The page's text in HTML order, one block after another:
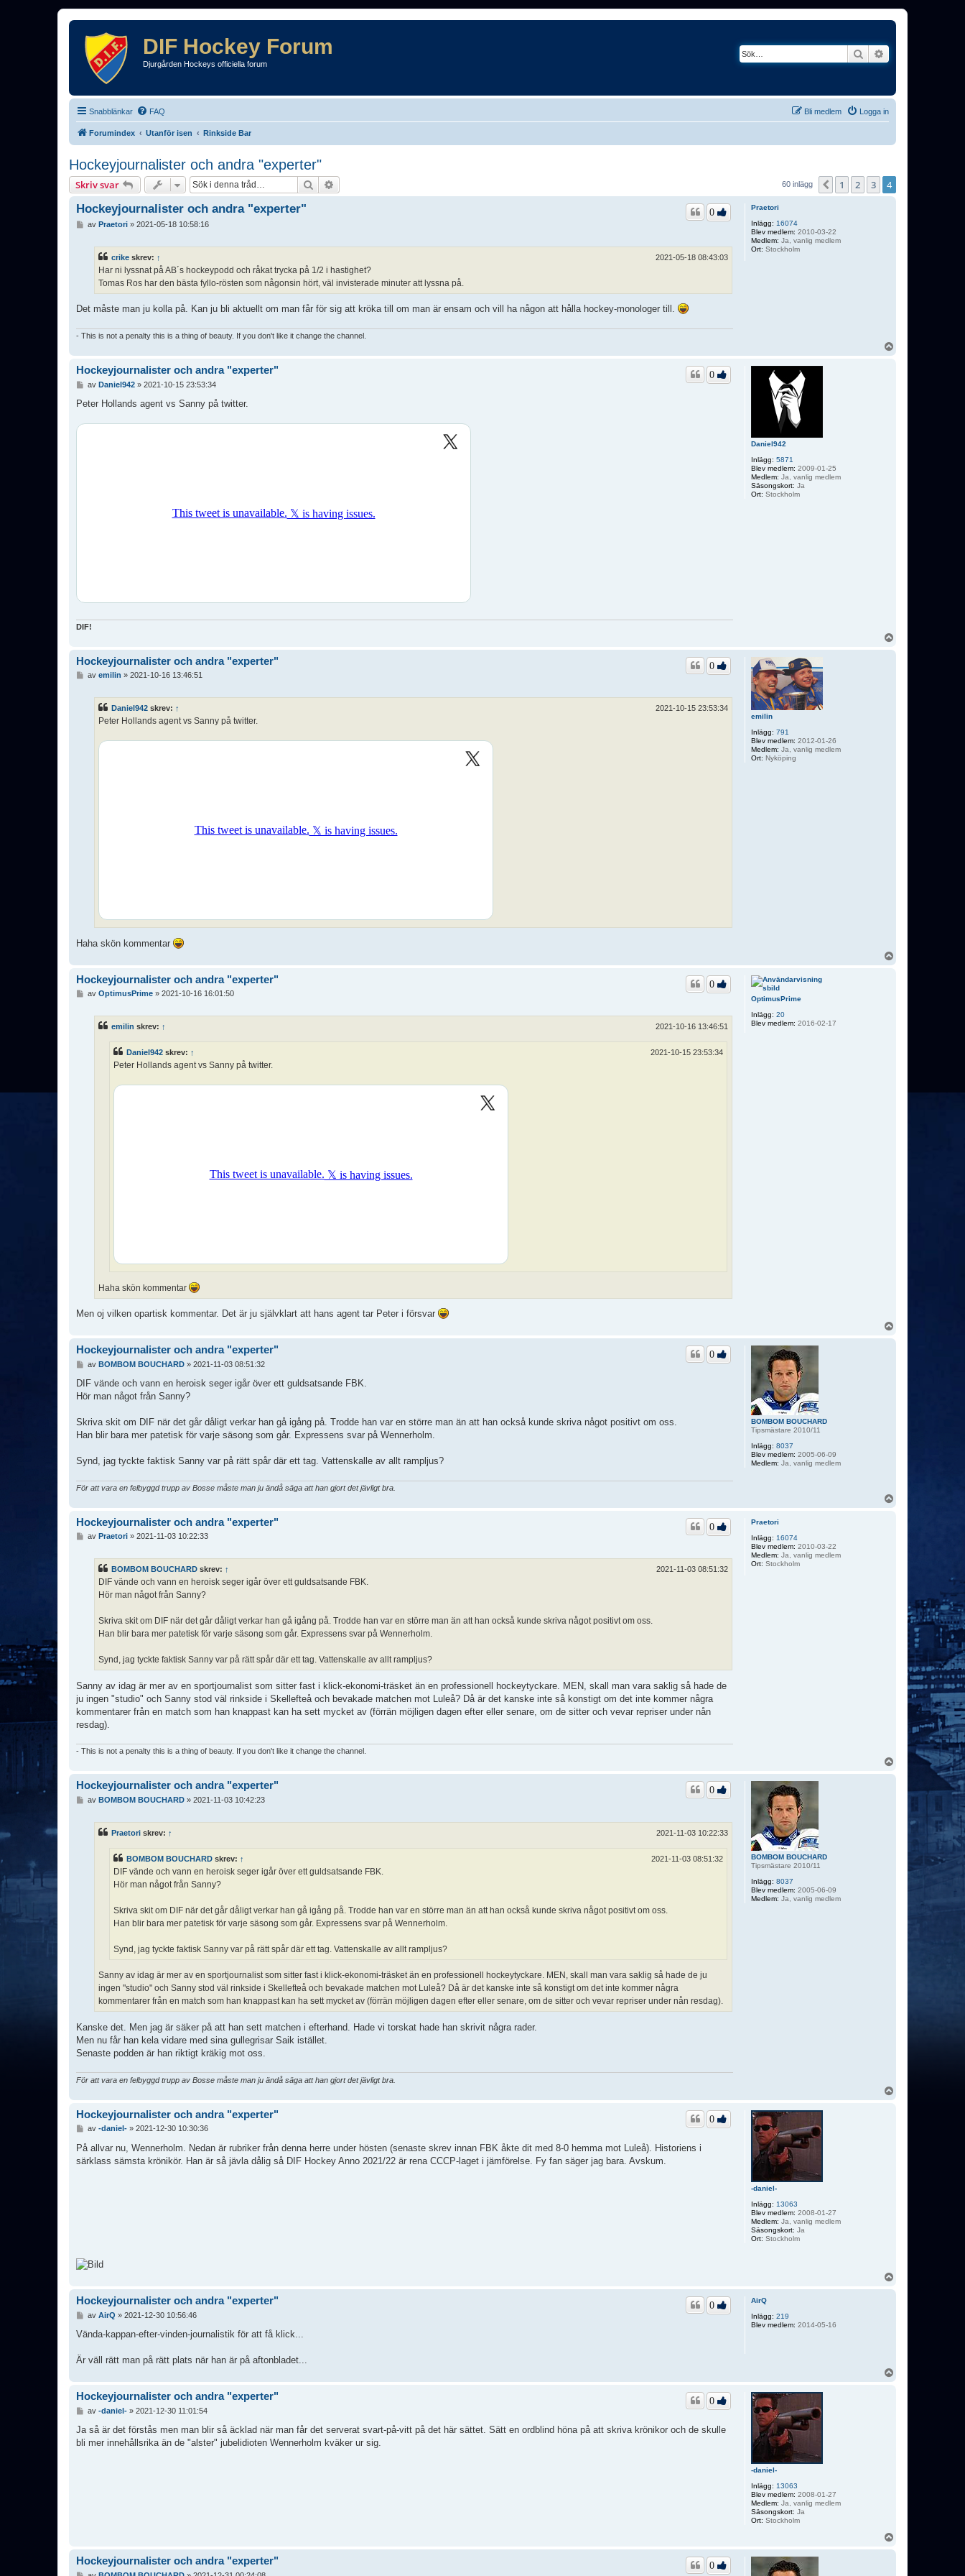
DIF Hockey Forum
Djurgården Hockeys officiella forum
Sök
Snabblänkar FAQ Logga in
Bli medlem
Forumindex Utanför isen Rinkside Bar
Hockeyjournalister och andra "experter"
Skriv svar Sök 60 inlägg Föregående
1 2 3 4
Praetori
Inlägg: 16074
Blev medlem: 2010-03-22
Medlem: Ja, vanlig medlem
Ort: Stockholm
Hockeyjournalister och andra "experter" 0
av Praetori» 2021-05-18 10:58:16
crike skrev: ↑ 2021-05-18 08:43:03
Har ni lyssnat på AB´s hockeypodd och råkat trycka på 1/2 i hastighet?
Tomas Ros har den bästa fyllo-rösten som någonsin hört, väl invisterade minuter att lyssna på.
Det måste man ju kolla på. Kan ju bli aktuellt om man får för sig att kröka till om man är ensam och vill ha någon att hålla hockey-monologer till.
- This is not a penalty this is a thing of beauty. If you don't like it change the channel.
Daniel942
Inlägg: 5871
Blev medlem: 2009-01-25
Medlem: Ja, vanlig medlem
Säsongskort: Ja
Ort: Stockholm
Hockeyjournalister och andra "experter" 0
l
av Daniel942» 2021-10-15 23:53:34
Peter Hollands agent vs Sanny på twitter.
DIF!
emilin
Inlägg: 791
Blev medlem: 2012-01-26
Medlem: Ja, vanlig medlem
Ort: Nyköping
Hockeyjournalister och andra "experter" 0
av emilin » 2021-10-16 13:46:51
Daniel942 skrev: ↑ 2021-10-15 23:53:34
Peter Hollands agent vs Sanny på twitter.
Haha skön kommentar
OptimusPrime
Inlägg: 20
Blev medlem: 2016-02-17
Hockeyjournalister och andra "experter" 0
av OptimusPrime» 2021-10-16 16:01:50
emilin skrev: ↑ 2021-10-16 13:46:51
Daniel942 skrev: ↑ 2021-10-15 23:53:34
Peter Hollands agent vs Sanny på twitter.
Haha skön kommentar
Men oj vilken opartisk kommentar. Det är ju självklart att hans agent tar Peter i försvar
BOMBOM BOUCHARD
Tipsmästare 2010/11
Inlägg: 8037
Blev medlem: 2005-06-09
Medlem: Ja, vanlig medlem
Hockeyjournalister och andra "experter" 0
l
ä
g
av BOMBOM BOUCHARD» 2021-11-03 08:51:32
DIF vände och vann en heroisk seger igår över ett guldsatsande FBK.
Hör man något från Sanny?
Skriva skit om DIF när det går dåligt verkar han gå igång på. Trodde han var en större man än att han också kunde skriva något positivt om oss.
Han blir bara mer patetisk för varje säsong som går. Expressens svar på Wennerholm.
Synd, jag tyckte faktisk Sanny var på rätt spår där ett tag. Vattenskalle av allt rampljus?
För att vara en felbyggd trupp av Bosse måste man ju ändå säga att han gjort det jävligt bra.
Praetori
Inlägg: 16074
Blev medlem: 2010-03-22
Medlem: Ja, vanlig medlem
Ort: Stockholm
Hockeyjournalister och andra "experter" 0
av Praetori» 2021-11-03 10:22:33
BOMBOM BOUCHARD skrev: ↑ 2021-11-03 08:51:32
DIF vände och vann en heroisk seger igår över ett guldsatsande FBK.
Hör man något från Sanny?
Skriva skit om DIF när det går dåligt verkar han gå igång på. Trodde han var en större man än att han också kunde skriva något positivt om oss.
Han blir bara mer patetisk för varje säsong som går. Expressens svar på Wennerholm.
Synd, jag tyckte faktisk Sanny var på rätt spår där ett tag. Vattenskalle av allt rampljus?
Sanny av idag är mer av en sportjournalist som sitter fast i klick-ekonomi-träsket än en professionell hockeytyckare. MEN, skall man vara saklig så hade de
ju ingen "studio" och Sanny stod väl rinkside i Skellefteå och bevakade matchen mot Luleå? Då är det kanske inte så konstigt om det inte kommer några
kommentarer från en match som han knappast kan ha sett mycket av (förrän möjligen dagen efter eller senare, om de sitter och vevar repriser under nån
resdag).
- This is not a penalty this is a thing of beauty. If you don't like it change the channel.
BOMBOM BOUCHARD
Tipsmästare 2010/11
Inlägg: 8037
Blev medlem: 2005-06-09
Medlem: Ja, vanlig medlem
Hockeyjournalister och andra "experter" 0
av BOMBOM BOUCHARD» 2021-11-03 10:42:23
Praetori skrev: ↑ 2021-11-03 10:22:33
BOMBOM BOUCHARD skrev: ↑ 2021-11-03 08:51:32
DIF vände och vann en heroisk seger igår över ett guldsatsande FBK.
Hör man något från Sanny?
Skriva skit om DIF när det går dåligt verkar han gå igång på. Trodde han var en större man än att han också kunde skriva något positivt om oss.
Han blir bara mer patetisk för varje säsong som går. Expressens svar på Wennerholm.
Synd, jag tyckte faktisk Sanny var på rätt spår där ett tag. Vattenskalle av allt rampljus?
Sanny av idag är mer av en sportjournalist som sitter fast i klick-ekonomi-träsket än en professionell hockeytyckare. MEN, skall man vara saklig så hade de ju
ingen "studio" och Sanny stod väl rinkside i Skellefteå och bevakade matchen mot Luleå? Då är det kanske inte så konstigt om det inte kommer några
kommentarer från en match som han knappast kan ha sett mycket av (förrän möjligen dagen efter eller senare, om de sitter och vevar repriser under nån resdag).
Kanske det. Men jag är säker på att han sett matchen i efterhand. Hade vi torskat hade han skrivit några rader.
Men nu får han kela vidare med sina gullegrisar Saik istället.
Senaste podden är han riktigt kräkig mot oss.
För att vara en felbyggd trupp av Bosse måste man ju ändå säga att han gjort det jävligt bra.
-daniel-
Inlägg: 13063
Blev medlem: 2008-01-27
Medlem: Ja, vanlig medlem
Säsongskort: Ja
Ort: Stockholm
Hockeyjournalister och andra "experter" 0
l
ä
g
av -daniel-» 2021-12-30 10:30:36
På allvar nu, Wennerholm. Nedan är rubriker från denna herre under hösten (senaste skrev innan FBK åkte dit med 8-0 hemma mot Luleå). Historiens i
särklass sämsta krönikör. Han är så jävla dålig så DIF Hockey Anno 2021/22 är rena CCCP-laget i jämförelse. Fy fan säger jag bara. Avskum.
AirQ
Inlägg: 219
Blev medlem: 2014-05-16
Hockeyjournalister och andra "experter" 0
l
g
av AirQ » 2021-12-30 10:56:46
Vända-kappan-efter-vinden-journalistik för att få klick...
Är väll rätt man på rätt plats när han är på aftonbladet...
-daniel-
Inlägg: 13063
Blev medlem: 2008-01-27
Medlem: Ja, vanlig medlem
Säsongskort: Ja
Ort: Stockholm
Hockeyjournalister och andra "experter" 0
l
ä
g
av -daniel-» 2021-12-30 11:01:54
Ja så är det förstås men man blir så äcklad när man får det serverat svart-på-vitt på det här sättet. Sätt en ordblind höna på att skriva krönikor och de skulle
bli mer innehållsrika än de "alster" jubelidioten Wennerholm kväker ur sig.
Hockeyjournalister och andra "experter" 0